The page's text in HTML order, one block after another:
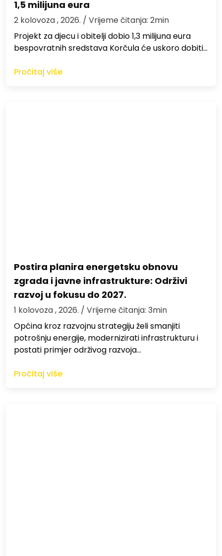
1,5 milijuna eura
2 kolovoza , 2026. / Vrijeme čitanja: 2min
Projekt za djecu i obitelji dobio 1,3 milijuna eura
bespovratnih sredstava Korčula će uskoro dobiti…
Pročitaj više
Postira planira energetsku obnovu
zgrada i javne infrastrukture: Održivi
razvoj u fokusu do 2027.
1 kolovoza , 2026. / Vrijeme čitanja: 3min
Općina kroz razvojnu strategiju želi smanjiti
potrošnju energije, modernizirati infrastrukturu i
postati primjer održivog razvoja…
Pročitaj više